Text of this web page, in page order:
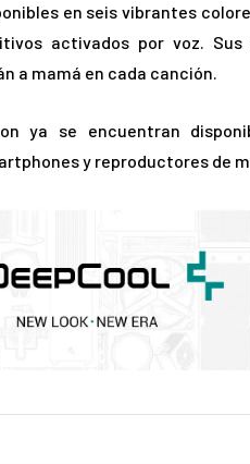
en seis vibrantes
activados por voz.
a mamá en cada canción.
ya se encuentran
y reproductores de